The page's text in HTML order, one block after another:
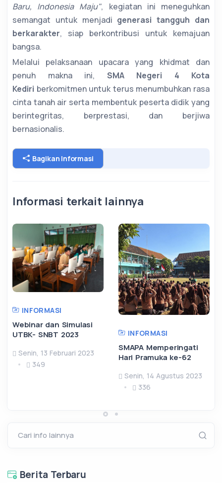
Baru, Indonesia Maju", kegiatan ini meneguhkan
semangat untuk menjadi generasi tangguh dan
berkarakter, siap berkontribusi untuk kemajuan
bangsa.
Melalui pelaksanaan upacara yang khidmat dan
penuh makna ini, SMA Negeri 4 Kota
Kediri berkomitmen untuk terus menumbuhkan rasa
cinta tanah air serta membentuk peserta didik yang
berintegritas, berprestasi, dan berjiwa
bernasionalis.
Bagikan Informasi
Informasi terkait lainnya
INFORMASI
Webinar dan Simulasi
UTBK- SNBT 2023
Senin, 13 Februari 2023
349
INFORMASI
SMAPA Memperingati
Hari Pramuka ke-62
Senin, 14 Agustus 2023
336
Cari info lainnya
Berita Terbaru